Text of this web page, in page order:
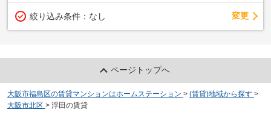
絞り込み条件： なし 変更
ページトップへ
大阪市福島区の賃貸マンションはホームステーション > (賃貸)地域から探す >
大阪市北区 > 浮田の賃貸